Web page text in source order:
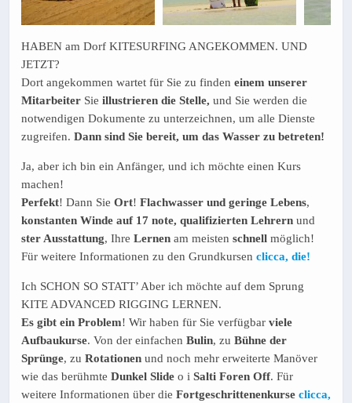
HABEN am Dorf KITESURFING ANGEKOMMEN. UND
JETZT?
Dort angekommen wartet für Sie zu finden einem unserer
Mitarbeiter Sie illustrieren die Stelle, und Sie werden die
notwendigen Dokumente zu unterzeichnen, um alle Dienste
zugreifen. Dann sind Sie bereit, um das Wasser zu betreten!
Ja, aber ich bin ein Anfänger, und ich möchte einen Kurs
machen!
Perfekt! Dann Sie Ort! Flachwasser und geringe Lebens,
konstanten Winde auf 17 note, qualifizierten Lehrern und
ster Ausstattung, Ihre Lernen am meisten schnell möglich!
Für weitere Informationen zu den Grundkursen clicca, die!
Ich SCHON SO STATT’ Aber ich möchte auf dem Sprung
KITE ADVANCED RIGGING LERNEN.
Es gibt ein Problem! Wir haben für Sie verfügbar viele
Aufbaukurse. Von der einfachen Bulin, zu Bühne der
Sprünge, zu Rotationen und noch mehr erweiterte Manöver
wie das berühmte Dunkel Slide o i Salti Foren Off. Für
weitere Informationen über die Fortgeschrittenenkurse clicca,